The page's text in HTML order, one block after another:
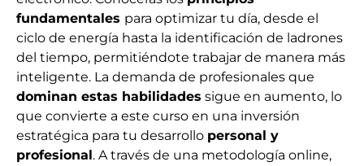
fundamentales para optimizar tu día, desde el
ciclo de energía hasta la identificación de ladrones
del tiempo, permitiéndote trabajar de manera más
inteligente. La demanda de profesionales que
dominan estas habilidades sigue en aumento, lo
que convierte a este curso en una inversión
estratégica para tu desarrollo personal y
profesional. A través de una metodología online,